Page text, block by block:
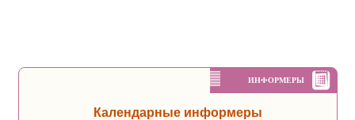
ИНФОРМЕРЫ
Календарные информеры